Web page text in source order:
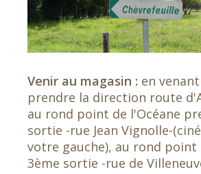
Venir au magasin : en venant
prendre la direction route
au rond point de l'Océane
sortie -rue Jean Vignolle-
votre gauche), au rond point
3ème sortie -rue de